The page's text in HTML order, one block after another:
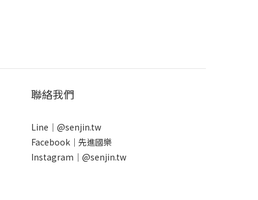
聯絡我們
Line｜ @senjin.tw
Facebook｜ 先進國樂
Instagram｜ @senjin.tw